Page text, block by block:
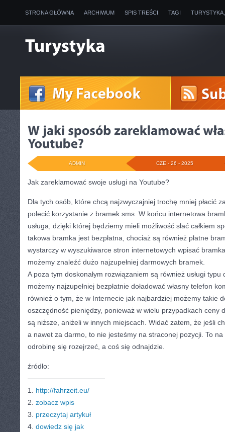
STRONA GŁÓWNA ARCHIWUM SPIS TREŚCI TAGI
CZE - 26 - 2025
ADMIN
Jak zareklamować swoje usługi na Youtube?
Dla tych osób, które chcą najzwyczajniej trochę mniej płacić
polecić korzystanie z bramek sms. W końcu internetowa
usługa, dzięki której będziemy mieli możliwość słać całkiem
takowa bramka jest bezpłatna, chociaż są również płatne
wystarczy w wyszukiwarce stron internetowych wpisać
możemy znaleźć dużo najzupełniej darmowych bramek.
A poza tym doskonałym rozwiązaniem są również usługi
możemy najzupełniej bezpłatnie doładować własny telefon
również o tym, że w Internecie jak najbardziej możemy takie
oszczędność pieniędzy, ponieważ w wielu przypadkach ceny
są niższe, aniżeli w innych miejscach. Widać zatem, że jeśli
a nawet za darmo, to nie jesteśmy na straconej pozycji. To
odrobinę się rozejrzeć, a coś się odnajdzie.
źródło:
———————————
1. http://fahrzeit.eu/
2. zobacz wpis
3. przeczytaj artykuł
4. dowiedz się jak